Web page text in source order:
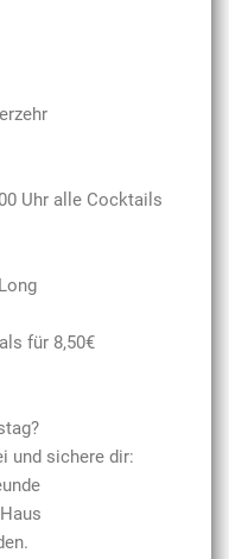
Uhr alle Cocktails
für 8,50€
und sichere dir: